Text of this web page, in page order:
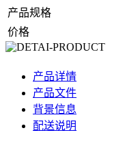
产品规格
价格
产品详情
产品文件
背景信息
配送说明